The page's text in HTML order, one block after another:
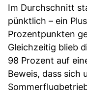
Im Durchschnitt
pünktlich – ein
Prozentpunkten
Gleichzeitig blieb
98 Prozent auf
Beweis, dass sich